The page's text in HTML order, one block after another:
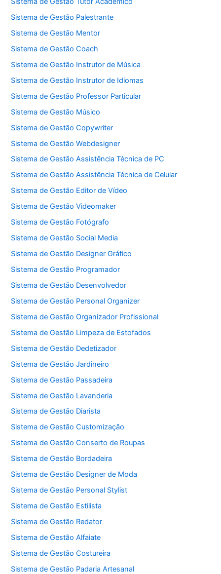
Sistema de Gestão Palestrante
Sistema de Gestão Mentor
Sistema de Gestão Coach
Sistema de Gestão Instrutor de Música
Sistema de Gestão Instrutor de Idiomas
Sistema de Gestão Professor Particular
Sistema de Gestão Músico
Sistema de Gestão Copywriter
Sistema de Gestão Webdesigner
Sistema de Gestão Assistência Técnica de PC
Sistema de Gestão Assistência Técnica de Celular
Sistema de Gestão Editor de Vídeo
Sistema de Gestão Videomaker
Sistema de Gestão Fotógrafo
Sistema de Gestão Social Media
Sistema de Gestão Designer Gráfico
Sistema de Gestão Programador
Sistema de Gestão Desenvolvedor
Sistema de Gestão Personal Organizer
Sistema de Gestão Organizador Profissional
Sistema de Gestão Limpeza de Estofados
Sistema de Gestão Dedetizador
Sistema de Gestão Jardineiro
Sistema de Gestão Passadeira
Sistema de Gestão Lavanderia
Sistema de Gestão Diarista
Sistema de Gestão Customização
Sistema de Gestão Conserto de Roupas
Sistema de Gestão Bordadeira
Sistema de Gestão Designer de Moda
Sistema de Gestão Personal Stylist
Sistema de Gestão Estilista
Sistema de Gestão Redator
Sistema de Gestão Alfaiate
Sistema de Gestão Costureira
Sistema de Gestão Padaria Artesanal